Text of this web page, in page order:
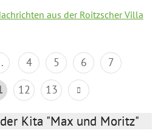
aus der Roitzscher Villa
4 5 6
7
12 13
Kita "Max und Moritz"